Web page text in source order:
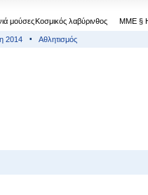
μούσεςΚοσμικός λαβύρινθος МΜΕ §
2014 Αθλητισμός